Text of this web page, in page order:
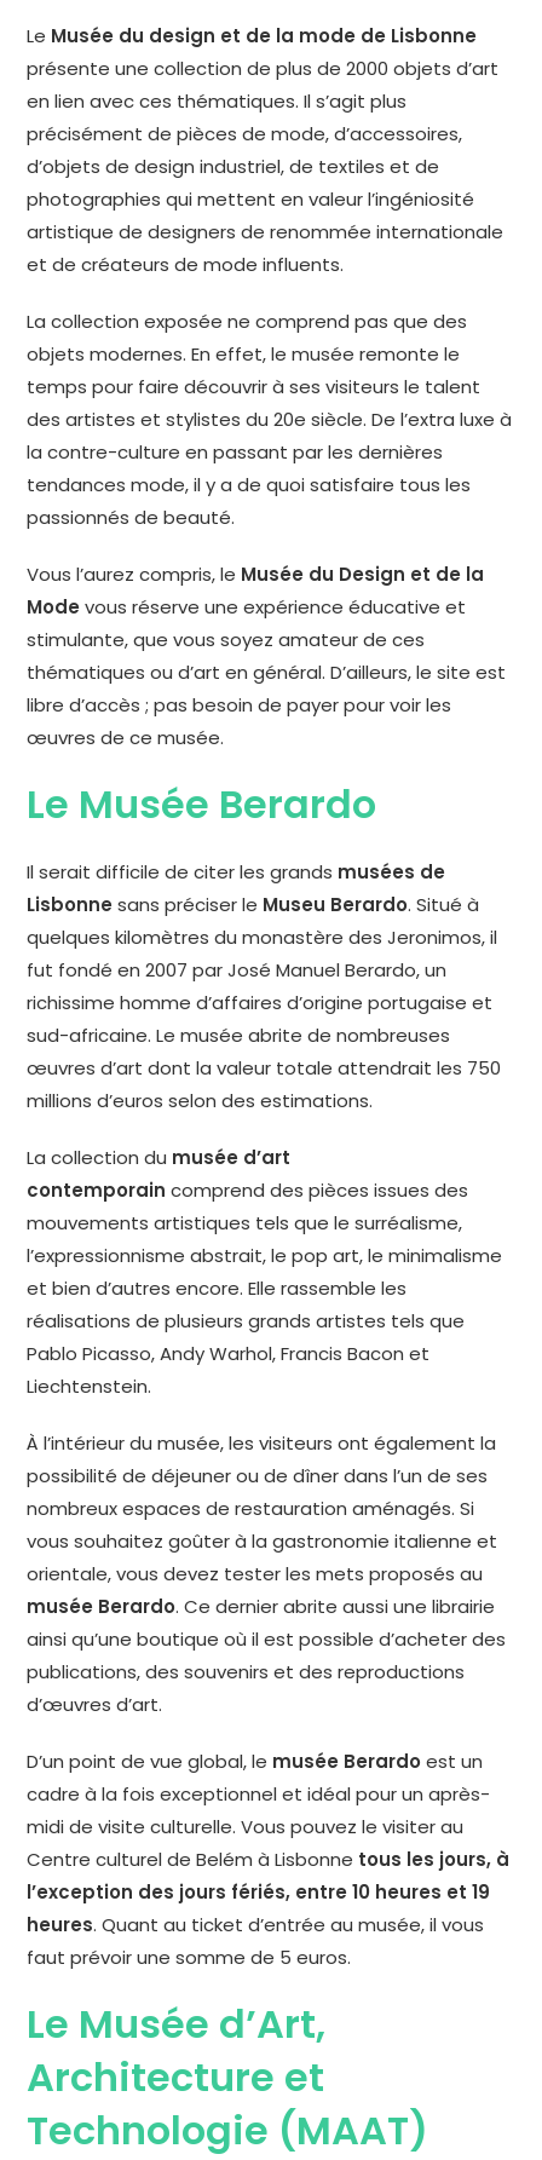
Le Musée du design et de la mode de Lisbonne
présente une collection de plus de 2000 objets d’art
en lien avec ces thématiques. Il s’agit plus
précisément de pièces de mode, d’accessoires,
d’objets de design industriel, de textiles et de
photographies qui mettent en valeur l’ingéniosité
artistique de designers de renommée internationale
et de créateurs de mode influents.
La collection exposée ne comprend pas que des
objets modernes. En effet, le musée remonte le
temps pour faire découvrir à ses visiteurs le talent
des artistes et stylistes du 20e siècle. De l’extra luxe à
la contre-culture en passant par les dernières
tendances mode, il y a de quoi satisfaire tous les
passionnés de beauté.
Vous l’aurez compris, le Musée du Design et de la
Mode vous réserve une expérience éducative et
stimulante, que vous soyez amateur de ces
thématiques ou d’art en général. D’ailleurs, le site est
libre d’accès ; pas besoin de payer pour voir les
œuvres de ce musée.
Le Musée Berardo
Il serait difficile de citer les grands musées de
Lisbonne sans préciser le Museu Berardo. Situé à
quelques kilomètres du monastère des Jeronimos, il
fut fondé en 2007 par José Manuel Berardo, un
richissime homme d’affaires d’origine portugaise et
sud-africaine. Le musée abrite de nombreuses
œuvres d’art dont la valeur totale attendrait les 750
millions d’euros selon des estimations.
La collection du musée d’art
contemporain comprend des pièces issues des
mouvements artistiques tels que le surréalisme,
l’expressionnisme abstrait, le pop art, le minimalisme
et bien d’autres encore. Elle rassemble les
réalisations de plusieurs grands artistes tels que
Pablo Picasso, Andy Warhol, Francis Bacon et
Liechtenstein.
À l’intérieur du musée, les visiteurs ont également la
possibilité de déjeuner ou de dîner dans l’un de ses
nombreux espaces de restauration aménagés. Si
vous souhaitez goûter à la gastronomie italienne et
orientale, vous devez tester les mets proposés au
musée Berardo. Ce dernier abrite aussi une librairie
ainsi qu’une boutique où il est possible d’acheter des
publications, des souvenirs et des reproductions
d’œuvres d’art.
D’un point de vue global, le musée Berardoest un
cadre à la fois exceptionnel et idéal pour un après-
midi de visite culturelle. Vous pouvez le visiter au
Centre culturel de Belém à Lisbonne tous les jours, à
l’exception des jours fériés, entre 10 heures et 19
heures. Quant au ticket d’entrée au musée, il vous
faut prévoir une somme de 5 euros.
Le Musée d’Art,
Architecture et
Technologie (MAAT)